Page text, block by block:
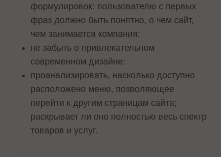
формулировок: пользователю с первых
фраз должно быть понятно, о чем сайт,
чем занимается компания;
не забыть о привлекательном
современном дизайне;
проанализировать, насколько доступно
расположено меню, позволяющее
перейти к другим страницам сайта;
раскрывает ли оно полностью весь спектр
товаров и услуг.